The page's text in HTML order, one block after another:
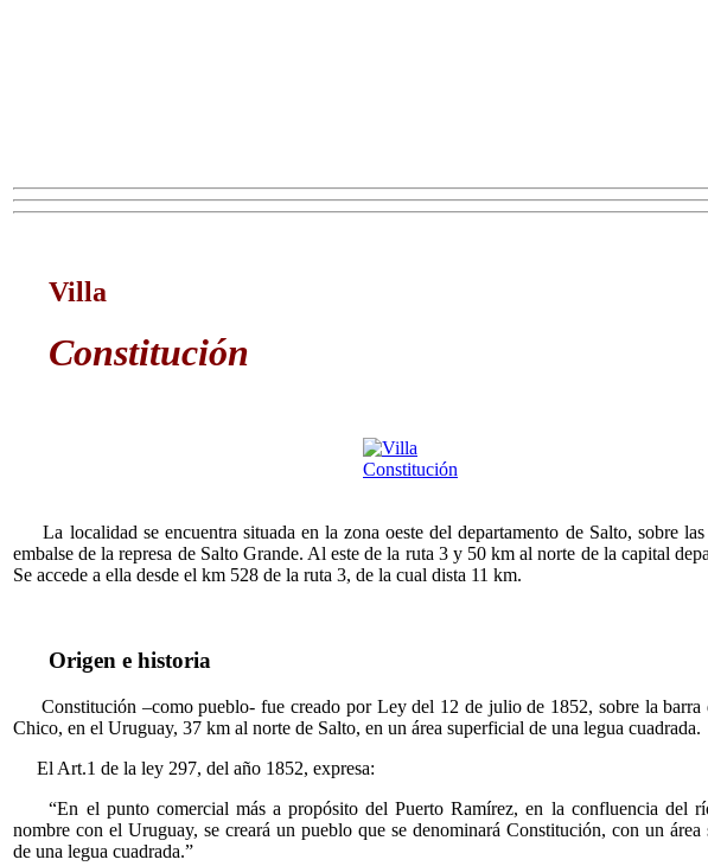
Villa
Constitución
La localidad se encuentra situada en la zona oeste del departamento de Salto, sobre las
embalse de la represa de Salto Grande. Al este de la ruta 3 y 50 km al norte de la capital
Se accede a ella desde el km 528 de la ruta 3, de la cual dista 11 km.
Origen e historia
Constitución –como pueblo- fue creado por Ley del 12 de julio de 1852, sobre la barra
Chico, en el Uruguay, 37 km al norte de Salto, en un área superficial de una legua cuadrada.
El Art.1 de la ley 297, del año 1852, expresa:
“En el punto comercial más a propósito del Puerto Ramírez, en la confluencia del
nombre con el Uruguay, se creará un pueblo que se denominará Constitución, con un área
de una legua cuadrada.”